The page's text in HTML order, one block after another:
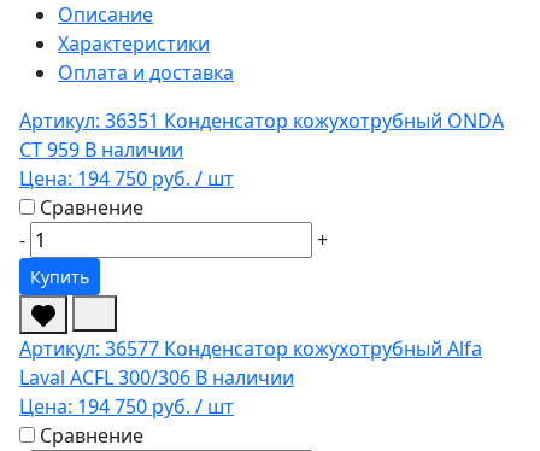
Описание
Характеристики
Оплата и доставка
Артикул: 36351 Конденсатор кожухотрубный ONDA
CT 959 В наличии
Цена: 194 750 руб. / шт
Сравнение
-
+
Купить
Артикул: 36577 Конденсатор кожухотрубный Alfa
Laval ACFL 300/306 В наличии
Цена: 194 750 руб. / шт
Сравнение